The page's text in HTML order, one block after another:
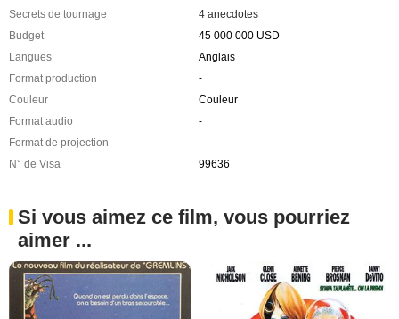
Secrets de tournage
4 anecdotes
Budget
45 000 000 USD
Langues
Anglais
Format production
-
Couleur
Couleur
Format audio
-
Format de projection
-
N° de Visa
99636
Si vous aimez ce film, vous pourriez
aimer ...